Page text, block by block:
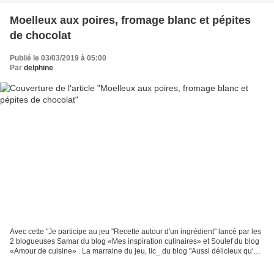
Moelleux aux poires, fromage blanc et pépites
de chocolat
Publié le 03/03/2019 à 05:00
Par delphine
Avec cette "Je participe au jeu "Recette autour d'un ingrédient" lancé par les
2 blogueuses Samar du blog «Mes inspiration culinaires» et Soulef du blog
«Amour de cuisine» . La marraine du jeu, lic_ du blog "Aussi délicieux qu'un